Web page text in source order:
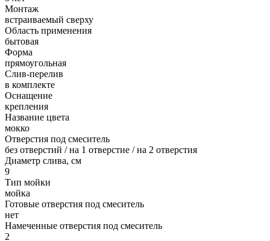
Монтаж
встраиваемый сверху
Область применения
бытовая
Форма
прямоугольная
Слив-перелив
в комплекте
Оснащение
крепления
Название цвета
мокко
Отверстия под смеситель
без отверстий / на 1 отверстие / на 2 отверстия
Диаметр слива, см
9
Тип мойки
мойка
Готовые отверстия под смеситель
нет
Намеченные отверстия под смеситель
2